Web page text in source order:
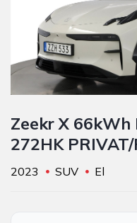
Zeekr X 66kWh
272HK PRIVAT/
2023 SUV El